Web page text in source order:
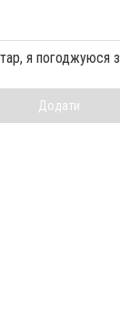
я погоджуюся з
Додати